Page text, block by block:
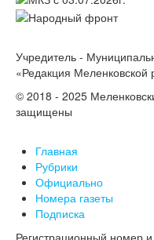
Учредитель -
«Редакция
© 2018 - 2025
защищены
Главная
Рубрики
Официально
Номера газеты
Подписка
Регистрационный номер